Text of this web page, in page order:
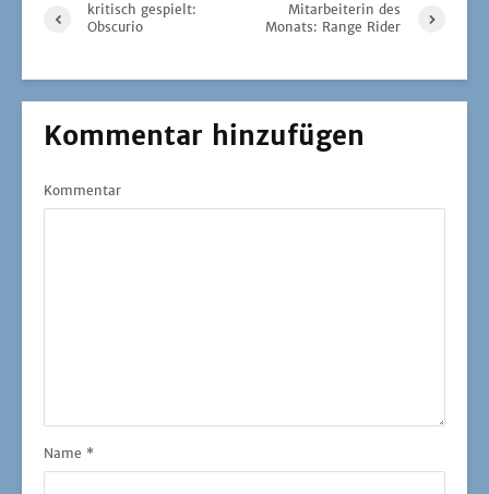
kritisch gespielt:
Obscurio
Mitarbeiterin des
Monats: Range Rider
Kommentar hinzufügen
Kommentar
Name *